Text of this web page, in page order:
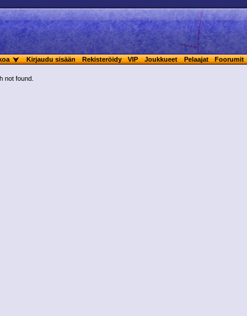
Kirjaudu sisään Rekisteröidy VIP Joukkueet Pelaajat Foorumit
not found.